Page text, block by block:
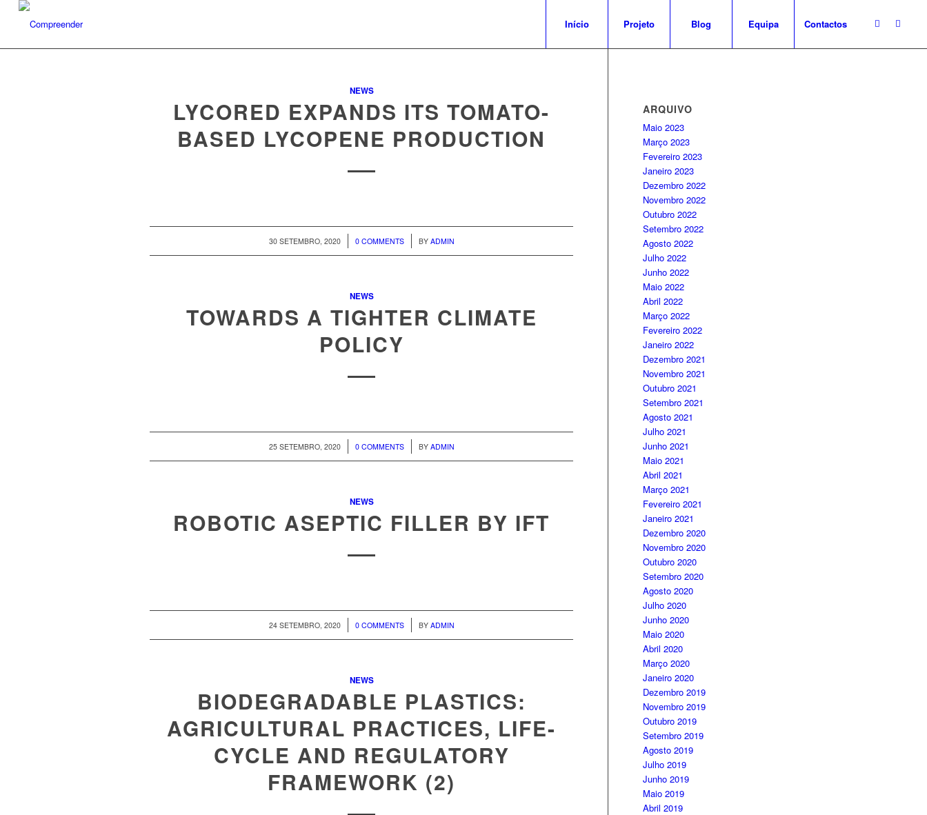
Início Projeto Blog Equipa Contactos
NEWS
LYCORED EXPANDS ITS TOMATO-
BASED LYCOPENE PRODUCTION
30 SETEMBRO, 2020
/ 0 COMMENTS
/ BY ADMIN
NEWS
TOWARDS A TIGHTER CLIMATE
POLICY
25 SETEMBRO, 2020
/ 0 COMMENTS
/ BY ADMIN
NEWS
ROBOTIC ASEPTIC FILLER BY IFT
24 SETEMBRO, 2020
/ 0 COMMENTS
/ BY ADMIN
NEWS
BIODEGRADABLE PLASTICS:
AGRICULTURAL PRACTICES, LIFE-
CYCLE AND REGULATORY
FRAMEWORK (2)
ARQUIVO
Maio 2023
Março 2023
Fevereiro 2023
Janeiro 2023
Dezembro 2022
Novembro 2022
Outubro 2022
Setembro 2022
Agosto 2022
Julho 2022
Junho 2022
Maio 2022
Abril 2022
Março 2022
Fevereiro 2022
Janeiro 2022
Dezembro 2021
Novembro 2021
Outubro 2021
Setembro 2021
Agosto 2021
Julho 2021
Junho 2021
Maio 2021
Abril 2021
Março 2021
Fevereiro 2021
Janeiro 2021
Dezembro 2020
Novembro 2020
Outubro 2020
Setembro 2020
Agosto 2020
Julho 2020
Junho 2020
Maio 2020
Abril 2020
Março 2020
Janeiro 2020
Dezembro 2019
Novembro 2019
Outubro 2019
Setembro 2019
Agosto 2019
Julho 2019
Junho 2019
Maio 2019
Abril 2019